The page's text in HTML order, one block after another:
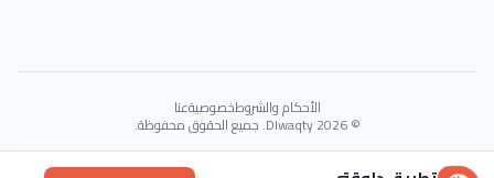
الأحكام والشروطخصوصيةعنا
© 2026 Dlwaqty. جميع الحقوق محفوظة.
Powered byGAIT